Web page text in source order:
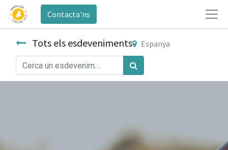
Contacta'ns
Tots els esdeveniments Espanya